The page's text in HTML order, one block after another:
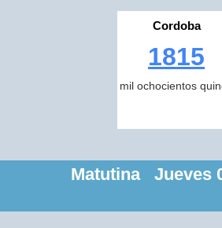
Cordoba
1815
mil ochocientos
Matutina Jueves